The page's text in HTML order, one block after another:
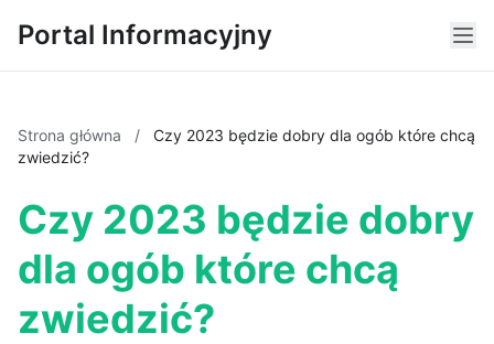
Portal Informacyjny
Strona główna /
Czy 2023 będzie dobry dla ogób które chcą
zwiedzić?
Czy 2023 będzie dobry
dla ogób które chcą
zwiedzić?